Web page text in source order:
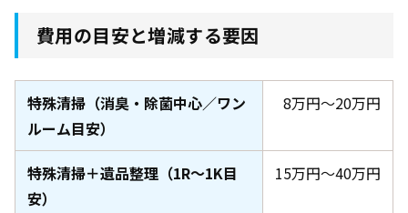
費用の目安と増減する要因
特殊清掃（消臭・除菌中心／ワン
ルーム目安）
8万円〜20万円
特殊清掃＋遺品整理（1R〜1K目
安）
15万円〜40万円